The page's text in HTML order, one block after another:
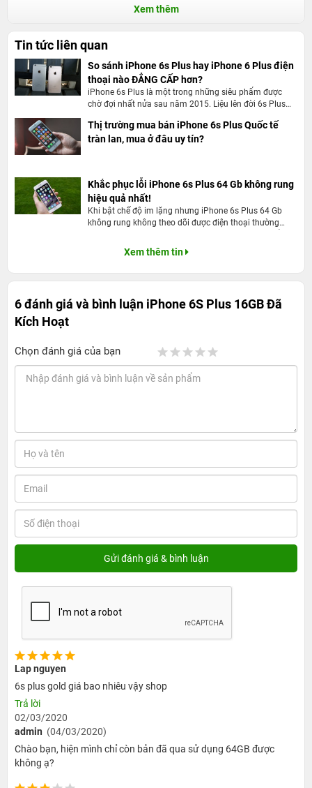
Xem thêm
Tin tức liên quan
So sánh iPhone 6s Plus hay iPhone 6 Plus điện
thoại nào ĐẲNG CẤP hơn?
iPhone 6s Plus là một trong những siêu phẩm được
chờ đợi nhất nửa sau năm 2015. Liệu lên đời 6s Plus
Thị trường mua bán iPhone 6s Plus Quốc tế
tràn lan, mua ở đâu uy tín?
Khắc phục lỗi iPhone 6s Plus 64 Gb không rung
hiệu quả nhất!
Khi bật chế độ im lặng nhưng iPhone 6s Plus 64 Gb
không rung không theo dõi được điện thoại thường
quan trọng. Nguyên nhân làm cho iPhone 6s Plus 64
Gb không rung thường đến từ nhiều phía, cũng có thể là
Người dùng có thể tìm nhiều một số cách đơn giản sau
Xem thêm tin
6 đánh giá và bình luận iPhone 6S Plus 16GB Đã
Kích Hoạt
Chọn đánh giá của bạn
Lap nguyen
6s plus gold giá bao nhiêu vậy shop
Trả lời
02/03/2020
admin (04/03/2020)
Chào bạn, hiện mình chỉ còn bản đã qua sử dụng 64GB được
không ạ?